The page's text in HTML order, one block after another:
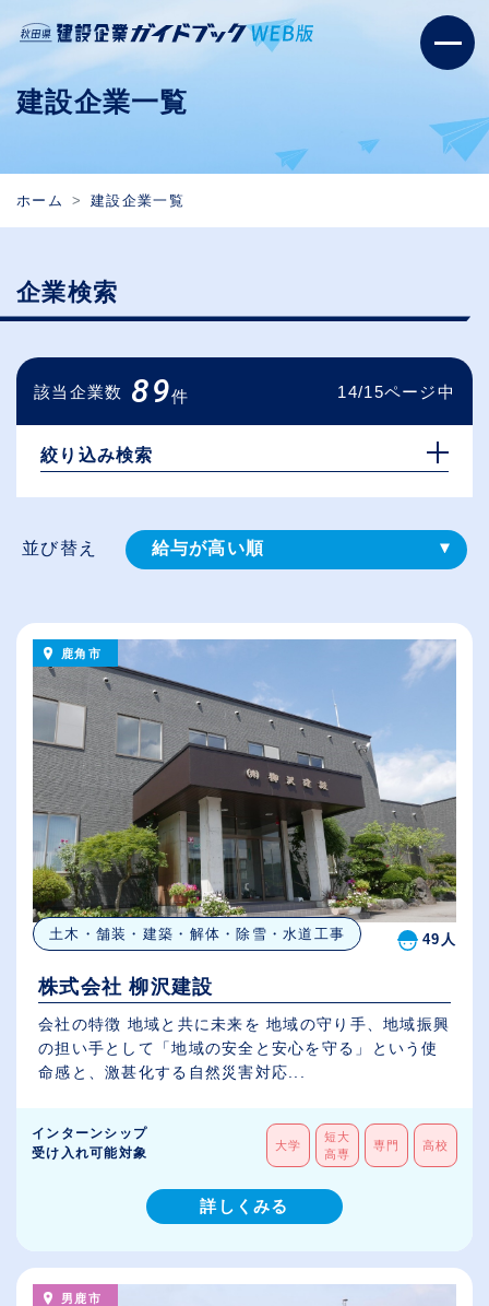
建設企業一覧
ホーム 建設企業一覧
企業検索
該当企業数 89件 14/15ページ中
絞り込み検索
並び替え 給与が高い順
従業員が多い順
休日数が多い順
鹿角市
土木・舗装・建築・解体・除雪・水道工事 49人
株式会社 柳沢建設
会社の特徴 地域と共に未来を 地域の守り手、地域振興
の担い手として「地域の安全と安心を守る」という使
命感と、激甚化する自然災害対応...
インターンシップ
受け入れ可能対象
大学
短大
高専
専門 高校
詳しくみる
男鹿市